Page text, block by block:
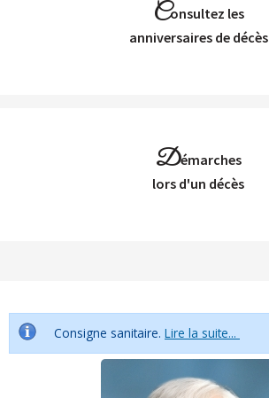
Consultez les
Anniversaires de décès
Démarches
Lors d'un décès
Consigne sanitaire. Lire la suite...